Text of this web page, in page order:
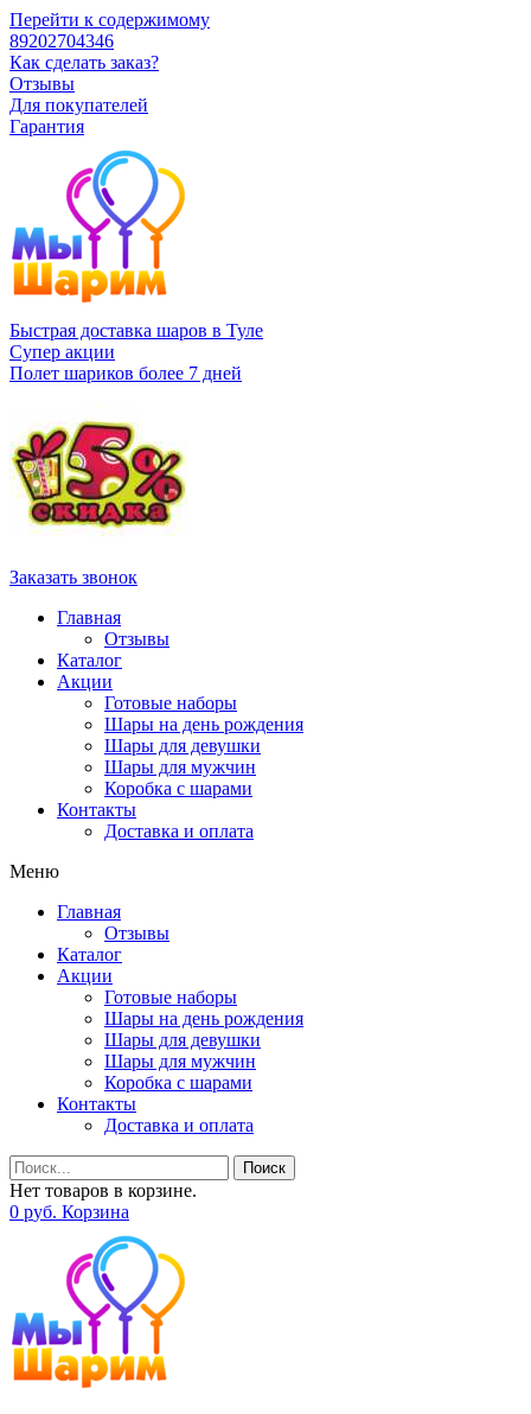
Перейти к содержимому
89202704346
Как сделать заказ?
Отзывы
Для покупателей
Гарантия
Быстрая доставка шаров в Туле
Супер акции
Полет шариков более 7 дней
Заказать звонок
Главная
Отзывы
Каталог
Акции
Готовые наборы
Шары на день рождения
Шары для девушки
Шары для мужчин
Коробка с шарами
Контакты
Доставка и оплата
Меню
Главная
Отзывы
Каталог
Акции
Готовые наборы
Шары на день рождения
Шары для девушки
Шары для мужчин
Коробка с шарами
Контакты
Доставка и оплата
Поиск
Нет товаров в корзине.
0 руб. Корзина